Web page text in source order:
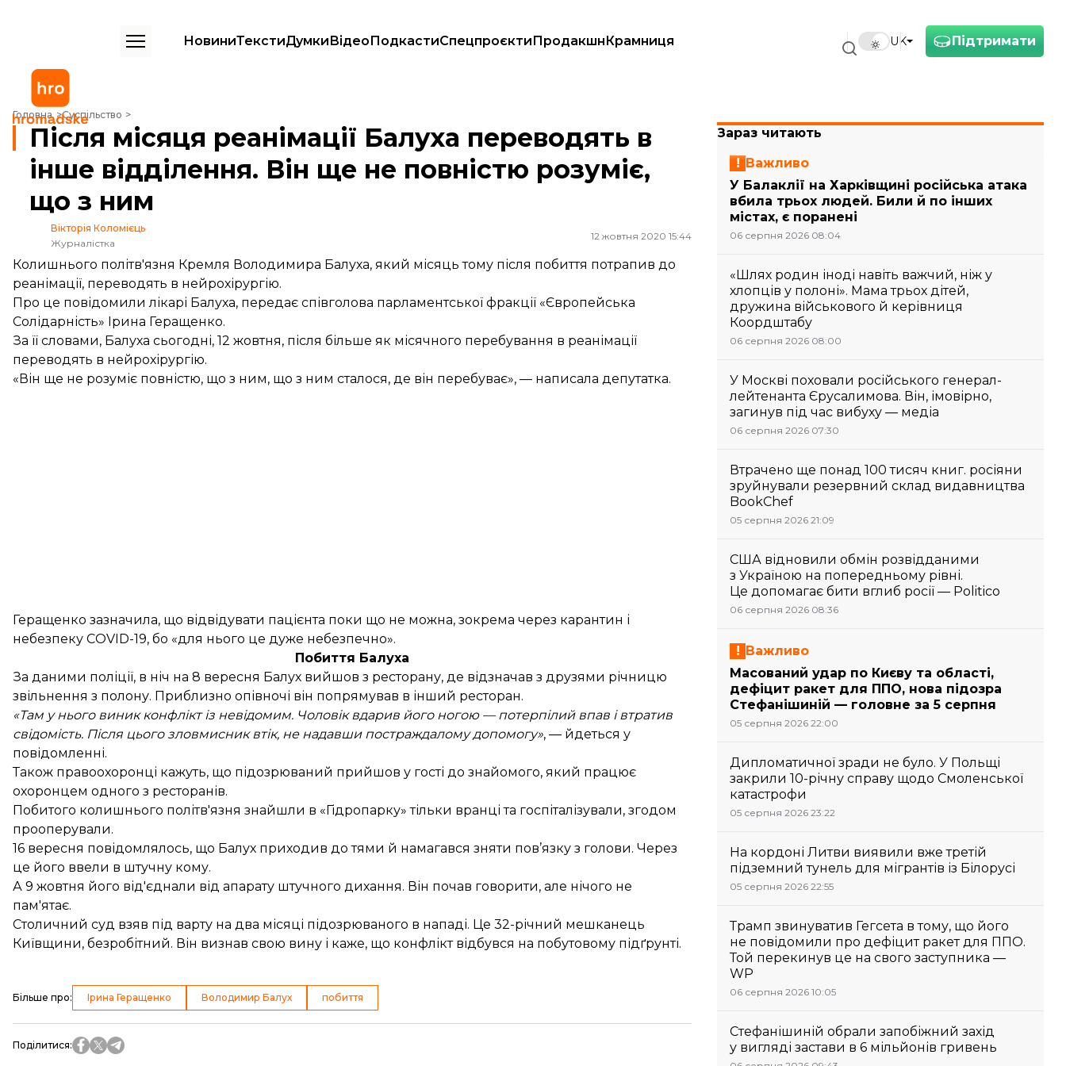
Підтримати
UK
НовиниТекстиДумкиВідеоПодкастиСпецпроєктиПродакшнКрамниця
Головна Суспільство
Після місяця реанімації Балуха переводять в інше відділення. Він ще не повністю розуміє, що з ним
Після місяця реанімації Балуха переводять в
інше відділення. Він ще не повністю розуміє,
що з ним
Вікторія Коломієць
Журналістка
12 жовтня 2020 15:44
Колишнього політв'язня Кремля Володимира Балуха, який місяць тому після побиття потрапив до
реанімації, переводять в нейрохірургію.
Про це повідомили лікарі Балуха, передає співголова парламентської фракції «Європейська
Солідарність» Ірина Геращенко.
За її словами, Балуха сьогодні, 12 жовтня, після більше як місячного перебування в реанімації
переводять в нейрохірургію.
«Він ще не розуміє повністю, що з ним, що з ним сталося, де він перебуває», — написала депутатка.
Геращенко зазначила, що відвідувати пацієнта поки що не можна, зокрема через карантин і
небезпеку COVID-19, бо «для нього це дуже небезпечно».
Побиття Балуха
За даними поліції, в ніч на 8 вересня Балух вийшов з ресторану, де відзначав з друзями річницю
звільнення з полону. Приблизно опівночі він попрямував в інший ресторан.
«Там у нього виник конфлікт із невідомим. Чоловік вдарив його ногою — потерпілий впав і втратив
свідомість. Після цього зловмисник втік, не надавши постраждалому допомогу», — йдеться у
повідомленні.
Також правоохоронці кажуть, що підозрюваний прийшов у гості до знайомого, який працює
охоронцем одного з ресторанів.
Побитого колишнього політв'язня знайшли в «Гідропарку» тільки вранці та госпіталізували, згодом
прооперували.
16 вересня повідомлялось, що Балух приходив до тями й намагався зняти пов’язку з голови. Через
це його ввели в штучну кому.
А 9 жовтня його від'єднали від апарату штучного дихання. Він почав говорити, але нічого не
пам'ятає.
Столичний суд взяв під варту на два місяці підозрюваного в нападі. Це 32-річний мешканець
Київщини, безробітний. Він визнав свою вину і каже, що конфлікт відбувся на побутовому підґрунті.
Більше про: Ірина Геращенко Володимир Балух побиття
Поділитися:
Зараз читають
Важливо
У Балаклії на Харківщині російська атака
вбила трьох людей. Били й по інших
містах, є поранені
06 серпня 2026 08:04
«Шлях родин іноді навіть важчий, ніж у
хлопців у полоні». Мама трьох дітей,
дружина військового й керівниця
Коордштабу
06 серпня 2026 08:00
У Москві поховали російського генерал-
лейтенанта Єрусалимова. Він, імовірно,
загинув під час вибуху — медіа
06 серпня 2026 07:30
Втрачено ще понад 100 тисяч книг. росіяни
зруйнували резервний склад видавництва
BookChef
05 серпня 2026 21:09
США відновили обмін розвідданими
з Україною на попередньому рівні.
Це допомагає бити вглиб росії — Politico
06 серпня 2026 08:36
Важливо
Масований удар по Києву та області,
дефіцит ракет для ППО, нова підозра
Стефанішиній — головне за 5 серпня
05 серпня 2026 22:00
Дипломатичної зради не було. У Польщі
закрили 10-річну справу щодо Смоленської
катастрофи
05 серпня 2026 23:22
На кордоні Литви виявили вже третій
підземний тунель для мігрантів із Білорусі
05 серпня 2026 22:55
Трамп звинуватив Гегсета в тому, що його
не повідомили про дефіцит ракет для ППО.
Той перекинув це на свого заступника —
WP
06 серпня 2026 10:05
Стефанішиній обрали запобіжний захід
у вигляді застави в 6 мільйонів гривень